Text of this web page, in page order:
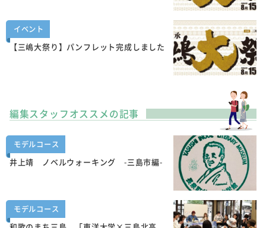
イベント
【三嶋大祭り】パンフレット完成しました
編集スタッフオススメの記事
モデルコース
井上靖 ノベルウォーキング -三島市編-
モデルコース